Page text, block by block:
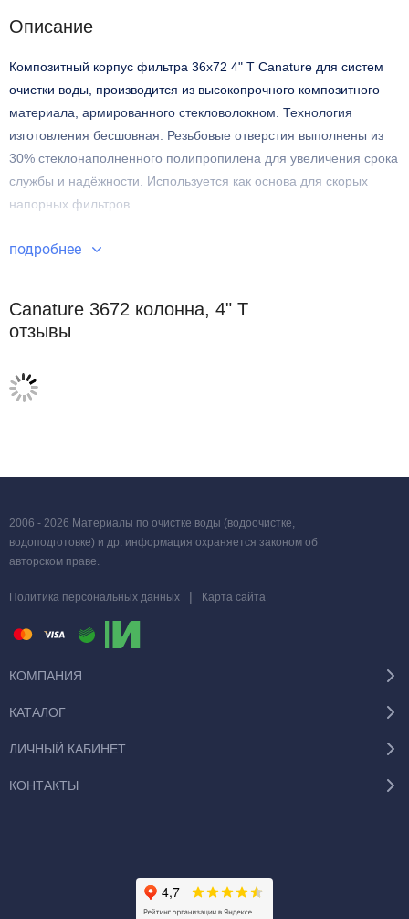
Описание
Композитный корпус фильтра 36x72 4" T Canature для систем
очистки воды, производится из высокопрочного композитного
материала, армированного стекловолокном. Технология
изготовления бесшовная. Резьбовые отверстия выполнены из
30% стеклонаполненного полипропилена для увеличения срока
службы и надёжности. Используется как основа для скорых
напорных фильтров.
подробнее
Canature 3672 колонна, 4" T
отзывы
2006 - 2026 Материалы по очистке воды (водоочистке,
водоподготовке) и др. информация охраняется законом об
авторском праве.
Политика персональных данных | Карта сайта
КОМПАНИЯ
КАТАЛОГ
ЛИЧНЫЙ КАБИНЕТ
КОНТАКТЫ